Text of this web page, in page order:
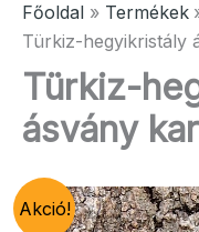
Főoldal
Termékek
Türkiz-hegyikristály
Türkiz-
ásvány
Akció!